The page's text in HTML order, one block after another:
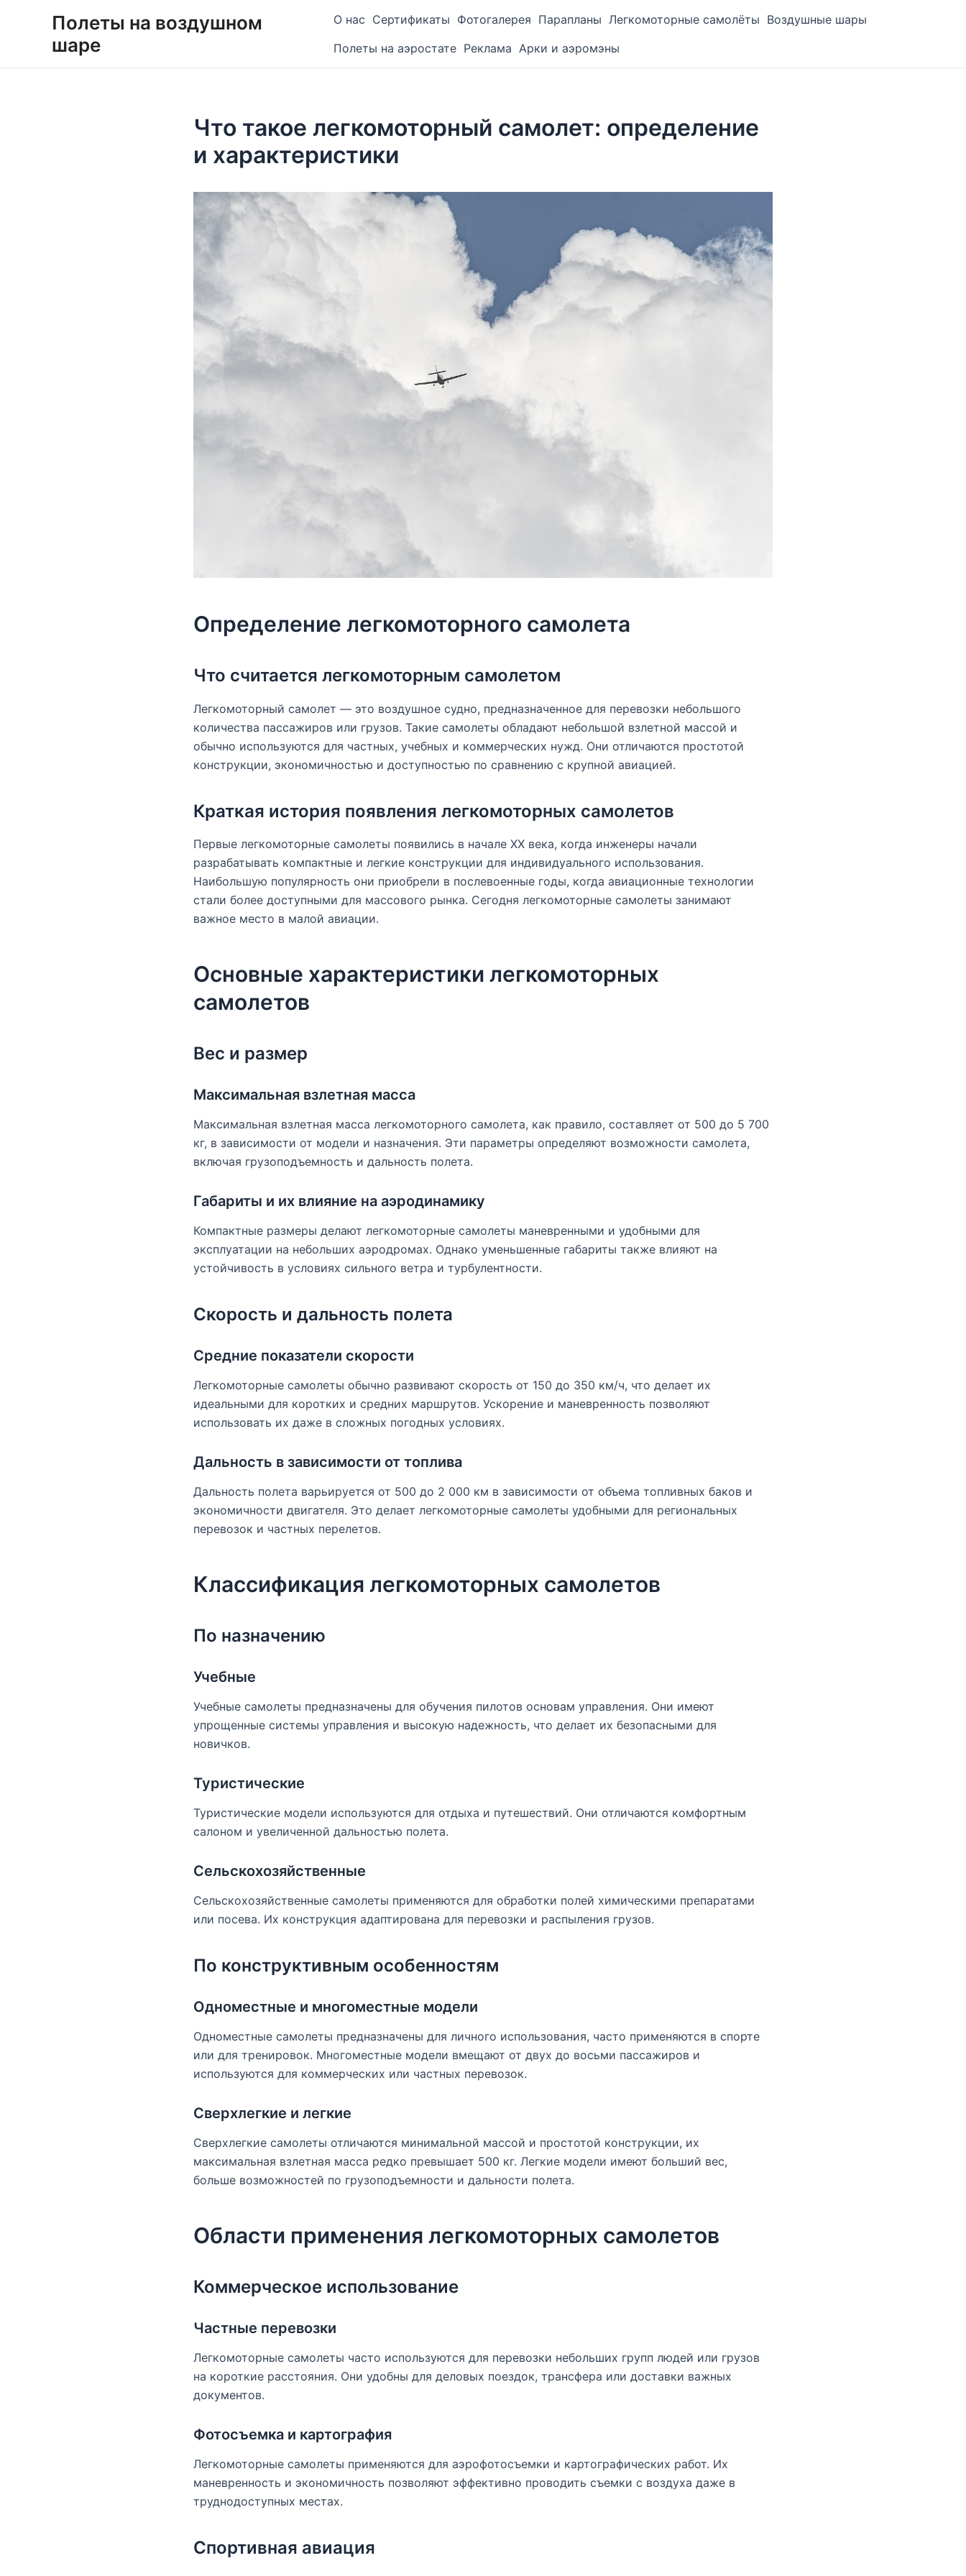
содержимому
Полеты на воздушном
шаре
О нас Сертификаты Фотогалерея Парапланы Легкомоторные самолёты Воздушные шары
Полеты на аэростате Реклама Арки и аэромэны
Что такое легкомоторный самолет: определение
и характеристики
Определение легкомоторного самолета
Что считается легкомоторным самолетом
Легкомоторный самолет — это воздушное судно, предназначенное для перевозки небольшого
количества пассажиров или грузов. Такие самолеты обладают небольшой взлетной массой и
обычно используются для частных, учебных и коммерческих нужд. Они отличаются простотой
конструкции, экономичностью и доступностью по сравнению с крупной авиацией.
Краткая история появления легкомоторных самолетов
Первые легкомоторные самолеты появились в начале XX века, когда инженеры начали
разрабатывать компактные и легкие конструкции для индивидуального использования.
Наибольшую популярность они приобрели в послевоенные годы, когда авиационные технологии
стали более доступными для массового рынка. Сегодня легкомоторные самолеты занимают
важное место в малой авиации.
Основные характеристики легкомоторных
самолетов
Вес и размер
Максимальная взлетная масса
Максимальная взлетная масса легкомоторного самолета, как правило, составляет от 500 до 5 700
кг, в зависимости от модели и назначения. Эти параметры определяют возможности самолета,
включая грузоподъемность и дальность полета.
Габариты и их влияние на аэродинамику
Компактные размеры делают легкомоторные самолеты маневренными и удобными для
эксплуатации на небольших аэродромах. Однако уменьшенные габариты также влияют на
устойчивость в условиях сильного ветра и турбулентности.
Скорость и дальность полета
Средние показатели скорости
Легкомоторные самолеты обычно развивают скорость от 150 до 350 км/ч, что делает их
идеальными для коротких и средних маршрутов. Ускорение и маневренность позволяют
использовать их даже в сложных погодных условиях.
Дальность в зависимости от топлива
Дальность полета варьируется от 500 до 2 000 км в зависимости от объема топливных баков и
экономичности двигателя. Это делает легкомоторные самолеты удобными для региональных
перевозок и частных перелетов.
Классификация легкомоторных самолетов
По назначению
Учебные
Учебные самолеты предназначены для обучения пилотов основам управления. Они имеют
упрощенные системы управления и высокую надежность, что делает их безопасными для
новичков.
Туристические
Туристические модели используются для отдыха и путешествий. Они отличаются комфортным
салоном и увеличенной дальностью полета.
Сельскохозяйственные
Сельскохозяйственные самолеты применяются для обработки полей химическими препаратами
или посева. Их конструкция адаптирована для перевозки и распыления грузов.
По конструктивным особенностям
Одноместные и многоместные модели
Одноместные самолеты предназначены для личного использования, часто применяются в спорте
или для тренировок. Многоместные модели вмещают от двух до восьми пассажиров и
используются для коммерческих или частных перевозок.
Сверхлегкие и легкие
Сверхлегкие самолеты отличаются минимальной массой и простотой конструкции, их
максимальная взлетная масса редко превышает 500 кг. Легкие модели имеют больший вес,
больше возможностей по грузоподъемности и дальности полета.
Области применения легкомоторных самолетов
Коммерческое использование
Частные перевозки
Легкомоторные самолеты часто используются для перевозки небольших групп людей или грузов
на короткие расстояния. Они удобны для деловых поездок, трансфера или доставки важных
документов.
Фотосъемка и картография
Легкомоторные самолеты применяются для аэрофотосъемки и картографических работ. Их
маневренность и экономичность позволяют эффективно проводить съемки с воздуха даже в
труднодоступных местах.
Спортивная авиация
записям